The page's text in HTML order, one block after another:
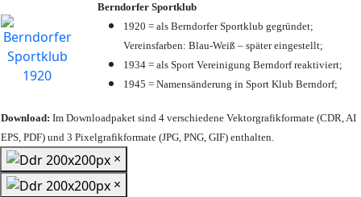
Berndorfer Sportklub
1920 = als Berndorfer Sportklub gegründet;
Vereinsfarben: Blau-Weiß – später eingestellt;
1934 = als Sport Vereinigung Berndorf reaktiviert;
1945 = Namensänderung in Sport Klub Berndorf;
Download: Im Downloadpaket sind 4 verschiedene Vektorgrafikformate (CDR, AI
EPS, PDF) und 3 Pixelgrafikformate (JPG, PNG, GIF) enthalten.
×
×